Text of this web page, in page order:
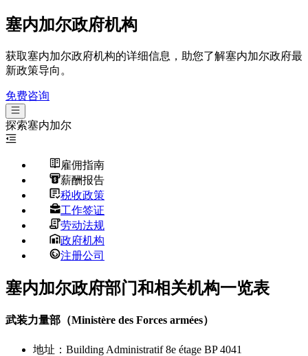
塞内加尔政府机构
获取塞内加尔政府机构的详细信息，助您了解塞内加尔政府最
新政策导向。
免费咨询
探索塞内加尔
雇佣指南
薪酬报告
税收政策
工作签证
劳动法规
政府机构
注册公司
塞内加尔政府部门和相关机构一览表
武装力量部（Ministère des Forces armées）
地址：Building Administratif 8e étage BP 4041